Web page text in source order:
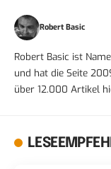
Robert Basic
Robert Basic ist
und hat die Seite
über 12.000 Artikel